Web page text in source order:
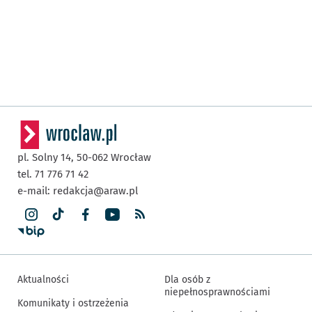
pl. Solny 14, 50-062 Wrocław
tel. 71 776 71 42
e-mail: redakcja@araw.pl
Aktualności
Komunikaty i ostrzeżenia
Dla osób z
niepełnosprawnościami